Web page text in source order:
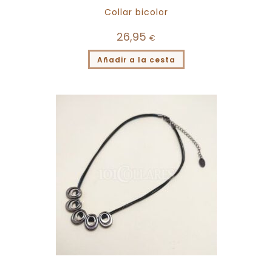
Collar bicolor
26,95 €
Añadir a la cesta